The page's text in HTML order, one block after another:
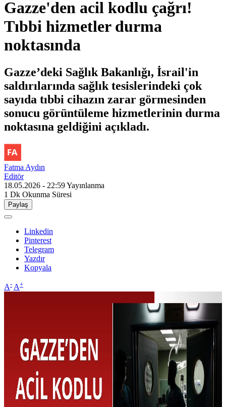
Gazze'den acil kodlu çağrı!
Tıbbi hizmetler durma
noktasında
Gazze’deki Sağlık Bakanlığı, İsrail'in
saldırılarında sağlık tesislerindeki çok
sayıda tıbbi cihazın zarar görmesinden
sonucu görüntüleme hizmetlerinin durma
noktasına geldiğini açıkladı.
Fatma Aydın
Editör
18.05.2026 - 22:59Yayınlanma
1 Dk Okunma Süresi
Paylaş
Linkedin
Pinterest
Telegram
Yazdır
Kopyala
A- A+